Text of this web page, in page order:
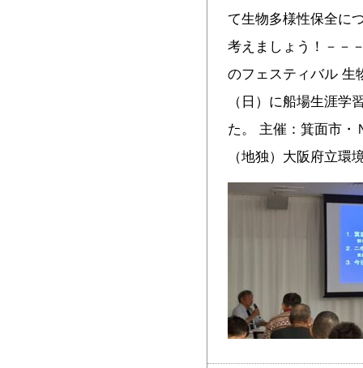
て生物多様性保全に
考えましょう！－－
のフェスティバル 生
（日）に船場生涯学
た。 主催：箕面市・
（地独）大阪府立環